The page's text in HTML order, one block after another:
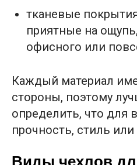
тканевые
приятные на
офисного или
Каждый материал
стороны, поэтому
определить, что для
прочность, стиль или